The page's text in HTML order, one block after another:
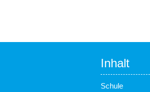
Inhalt
Schule